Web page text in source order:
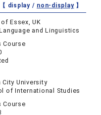
【 display / non-display】
Essex, UK
and Linguistics
Course
City University
of International Studies
Course